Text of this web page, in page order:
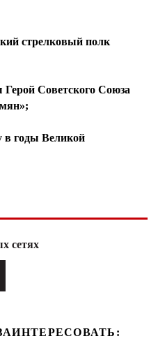
стрелковый полк
Герой Советского Союза
в годы Великой
сетях